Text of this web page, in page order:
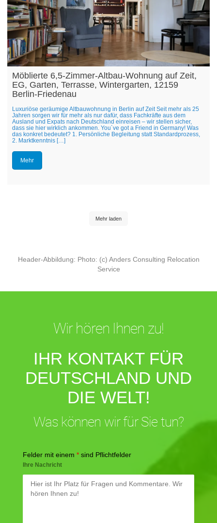
Möblierte 6,5-Zimmer-Altbau-Wohnung auf Zeit,
EG, Garten, Terrasse, Wintergarten, 12159
Berlin-Friedenau
Luxuriöse geräumige Altbauwohnung in Berlin auf Zeit Seit mehr als 25
Jahren sorgen wir für mehr als nur dafür, dass Fachkräfte aus dem
Ausland und Expats nach Deutschland einreisen – wir stellen sicher,
dass sie hier wirklich ankommen. You´ve got a Friend in Germany! Was
das konkret bedeutet? 1. Persönliche Begleitung statt Standardprozess,
2. Marktkenntnis […]
Mehr
Mehr laden
Header-Abbildung: Photo: (c) Anders Consulting Relocation
Service
Wir hören Ihnen zu!
IHR KONTAKT FÜR
DEUTSCHLAND UND
DIE WELT!
Was können wir für Sie tun?
Felder mit einem * sind Pflichtfelder
Ihre Nachricht